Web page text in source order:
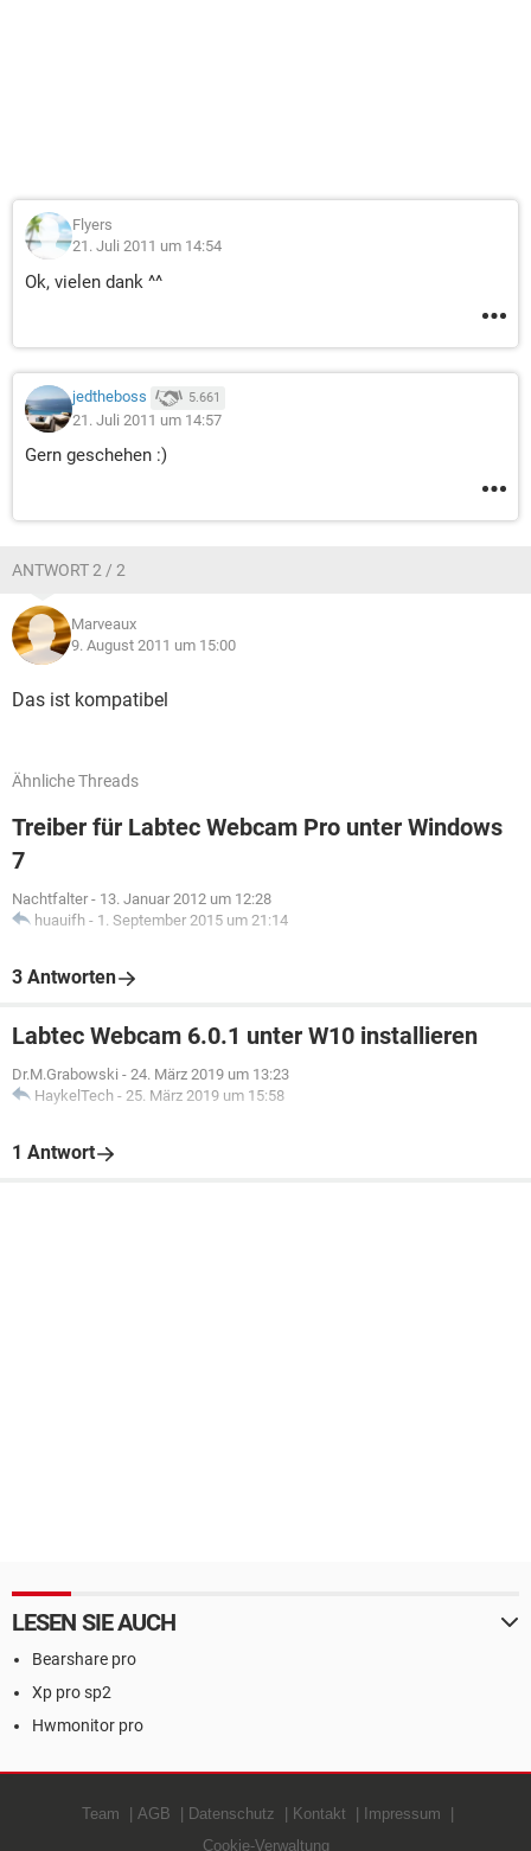
Flyers
21. Juli 2011 um 14:54
Ok, vielen dank ^^
jedtheboss 5.661
21. Juli 2011 um 14:57
Gern geschehen :)
ANTWORT 2 / 2
Marveaux
9. August 2011 um 15:00
Das ist kompatibel
Ähnliche Threads
Treiber für Labtec Webcam Pro unter Windows
7
Nachtfalter - 13. Januar 2012 um 12:28
huauifh - 1. September 2015 um 21:14
3 Antworten
Labtec Webcam 6.0.1 unter W10 installieren
Dr.M.Grabowski - 24. März 2019 um 13:23
HaykelTech - 25. März 2019 um 15:58
1 Antwort
LESEN SIE AUCH
Bearshare pro
Xp pro sp2
Hwmonitor pro
Team AGB Datenschutz Kontakt
Impressum
Cookie-Verwaltung